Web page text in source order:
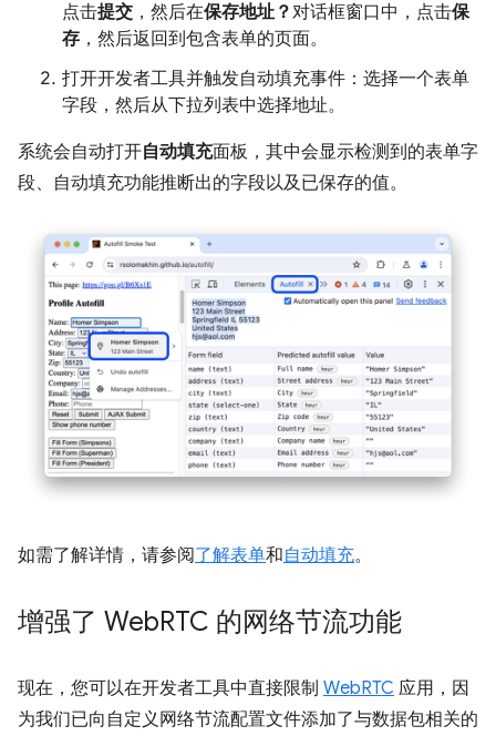
点击提交 ，然后在保存地址？对话框窗口中，点击保
存 ，然后返回到包含表单的页面。
打开开发者工具并触发自动填充事件：选择一个表单
字段，然后从下拉列表中选择地址。
系统会自动打开自动填充面板，其中会显示检测到的表单字
段、自动填充功能推断出的字段以及已保存的值。
如需了解详情，请参阅了解表单和自动填充。
增强了 WebRTC 的网络节流功能
现在，您可以在开发者工具中直接限制 WebRTC 应用，因
为我们已向自定义网络节流配置文件添加了与数据包相关的